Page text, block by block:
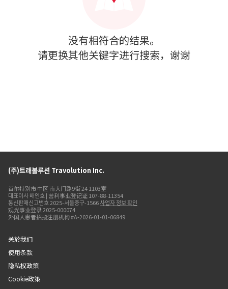
没有相符合的结果。
请更换其他关键字进行搜索，谢谢
(주)트래볼루션 Travolution Inc.
首尔特别市 中区 南大门路9街 24 1103室
대표이사 배인호 | 营利事业登记证 107-88-11354
통신판매신고번호 2025-서울중구-1566사업자 정보 확인
观光事业登录 2025-000074
外国人患者招揽注册机构 #A-2026-01-01-06849
关於我们
使用条款
隐私权政策
Cookie政策